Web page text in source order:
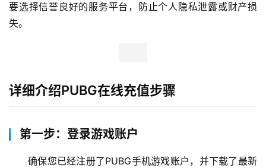
要选择信誉良好的服务平台，防止个人隐私泄露或财产损
失。
详细介绍PUBG在线充值步骤
第一步：登录游戏账户
确保您已经注册了PUBG手机游戏账户，并下载了最新